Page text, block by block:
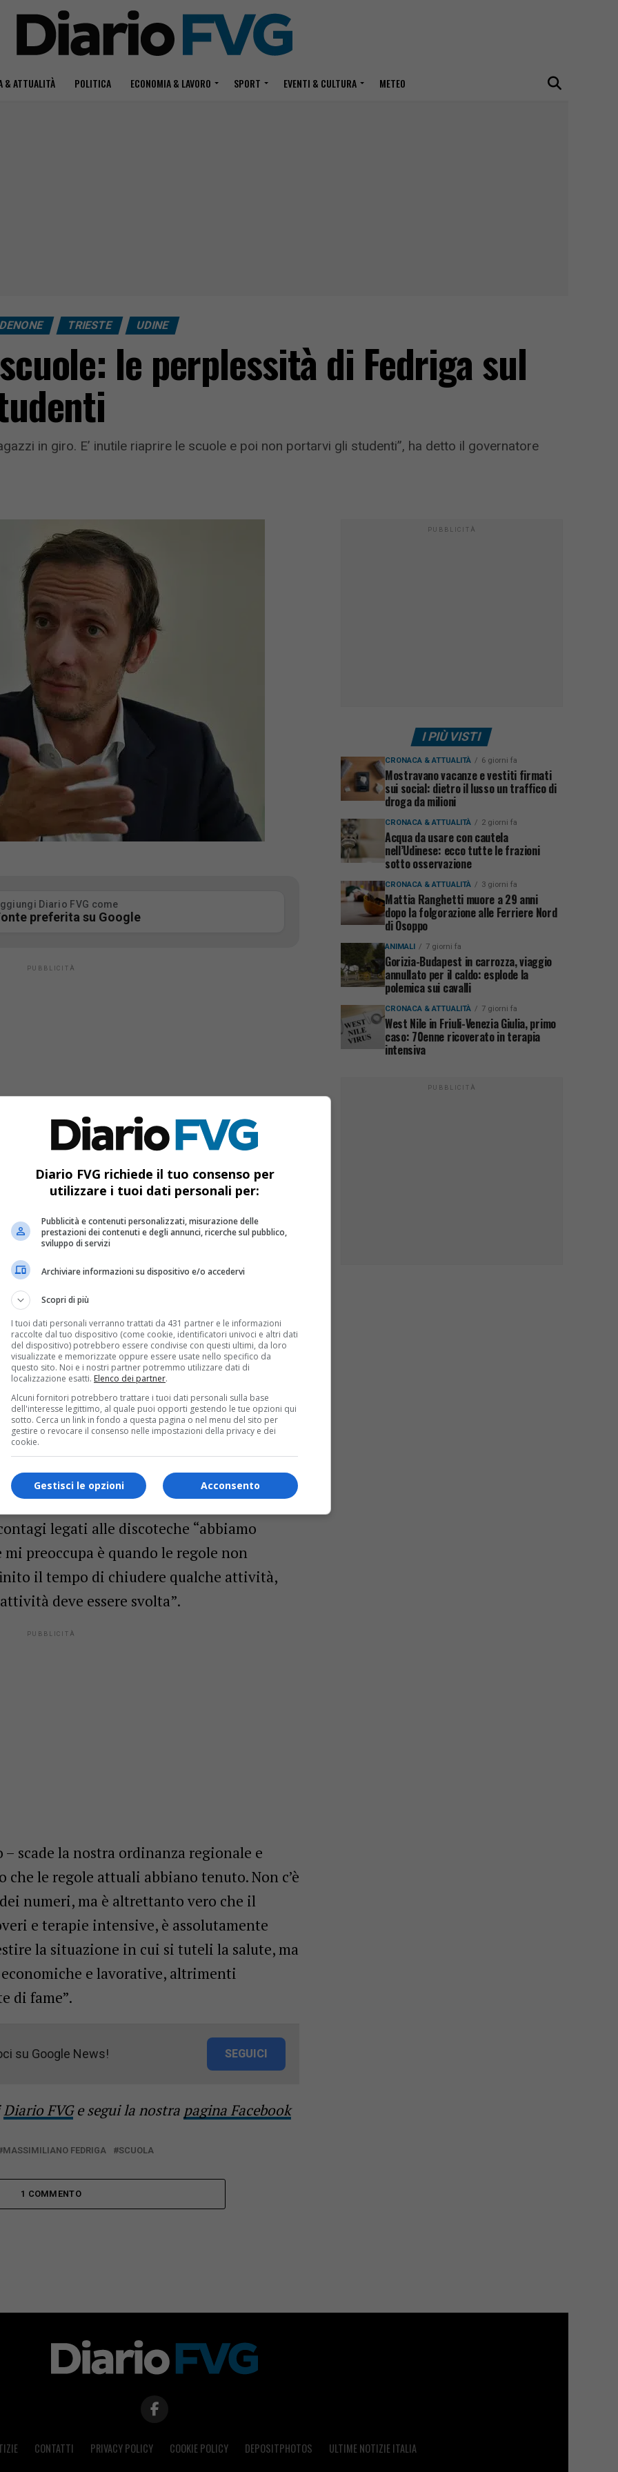
& ATTUALITÀ POLITICA ECONOMIA & LAVORO SPORT EVENTI & CULTURA METEO
TRIESTE UDINE
le perplessità di Fedriga sul
in giro. E’ inutile riaprire le scuole e poi non portarvi gli studenti”, ha detto il governatore
Diario FVG come
preferita su Google
la parte più delicata. Per noi, anche se non
di tutto bisogna tutelare i bambini e la
del Fvg,
“non ci sono alternative” alla piena
che sia chiaro – ha spiegato – ci mandino
mezzi e persone per fare il trasporto
Ci servono mezzi e persone per
riaprire le scuole e poi non portarvi i
in Fvg
, che hanno osservato un
ha sottolineato che “la situazione è
legati alle discoteche “abbiamo
preoccupa è quando le regole non
il tempo di chiudere qualche attività,
deve essere svolta”.
scade la nostra ordinanza regionale e
che le regole attuali abbiano tenuto. Non c’è
numeri, ma è altrettanto vero che il
e terapie intensive, è assolutamente
la situazione in cui si tuteli la salute, ma
e lavorative, altrimenti
di fame”.
su Google News! SEGUICI
Diario FVGe segui la nostra pagina Facebook
MASSIMILIANO FEDRIGA SCUOLA
1 COMMENTO
PUBBLICITÀ
I PIÙ VISTI
CRONACA & ATTUALITÀ 6 giorni fa
Mostravano vacanze e vestiti firmati
sui social: dietro il lusso un traffico di
droga da milioni
CRONACA & ATTUALITÀ 2 giorni fa
Acqua da usare con cautela
nell’Udinese: ecco tutte le frazioni
sotto osservazione
CRONACA & ATTUALITÀ 3 giorni fa
Mattia Ranghetti muore a 29 anni
dopo la folgorazione alle Ferriere Nord
di Osoppo
ANIMALI 7 giorni fa
Gorizia-Budapest in carrozza, viaggio
annullato per il caldo: esplode la
polemica sui cavalli
CRONACA & ATTUALITÀ 7 giorni fa
West Nile in Friuli-Venezia Giulia, primo
caso: 70enne ricoverato in terapia
intensiva
PUBBLICITÀ
CONTATTI PRIVACY POLICY COOKIE POLICY DEPOSITPHOTOS ULTIME NOTIZIE ITALIA
Diario FVG richiede il tuo consenso per
utilizzare i tuoi dati personali per:
Pubblicità e contenuti personalizzati, misurazione delle
prestazioni dei contenuti e degli annunci, ricerche sul pubblico,
sviluppo di servizi
Archiviare informazioni su dispositivo e/o accedervi
Scopri di più
I tuoi dati personali verranno trattati da 431 partner e le informazioni
raccolte dal tuo dispositivo (come cookie, identificatori univoci e altri dati
del dispositivo) potrebbero essere condivise con questi ultimi, da loro
visualizzate e memorizzate oppure essere usate nello specifico da
questo sito. Noi e i nostri partner potremmo utilizzare dati di
localizzazione esatti. Elenco dei partner.
Alcuni fornitori potrebbero trattare i tuoi dati personali sulla base
dell'interesse legittimo, al quale puoi opporti gestendo le tue opzioni qui
sotto. Cerca un link in fondo a questa pagina o nel menu del sito per
gestire o revocare il consenso nelle impostazioni della privacy e dei
cookie.
Acconsento
Gestisci le opzioni